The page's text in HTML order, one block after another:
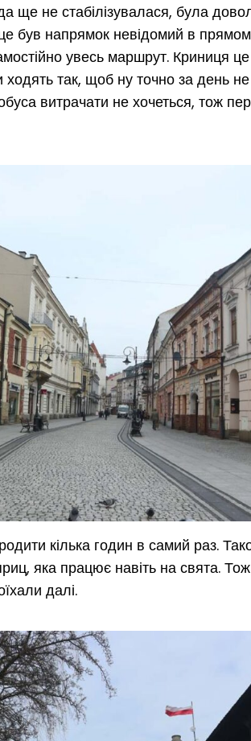
ще не стабілізувалася, була
був напрямок невідомий в
увесь маршрут. Криниця
ходять так, щоб ну точно за день
витрачати не хочеться, тож
кілька годин в самий раз.
яка працює навіть на свята.
далі.